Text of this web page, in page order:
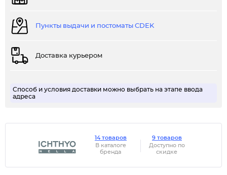
Пункты выдачи и постоматы CDEK
Доставка курьером
Способ и условия доставки можно выбрать на этапе ввода
адреса
14 товаров
В каталоге
бренда
9 товаров
Доступно по
скидке